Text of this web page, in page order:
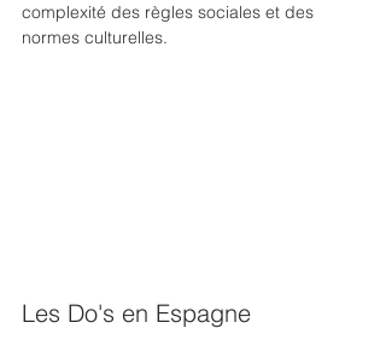
complexité des règles sociales et des
normes culturelles.
Les Do's en Espagne